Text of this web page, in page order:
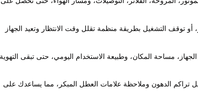
أو توقف التشغيل بطريقة منظمة تقلل وقت الانتظار وتعيد الجهاز
مساحة المكان، وطبيعة الاستخدام اليومي، حتى تبقى التهوية
تراكم الدهون وملاحظة علامات العطل المبكر، مما يساعدك على